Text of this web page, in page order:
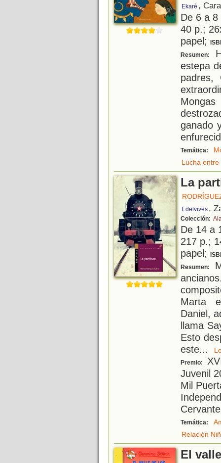
Ekaré ,
De 6 a
40 p.;
papel;
Resumen:
estepa
padres,
ganado
Temática:
Lucha entre
La
Edelvives ,
Colección:
De 14 a
217 p.;
papel;
Resumen:
Marta
Daniel,
llama
Esto
este...
Premio:
Juvenil
Mil
Temática:
Relación
El